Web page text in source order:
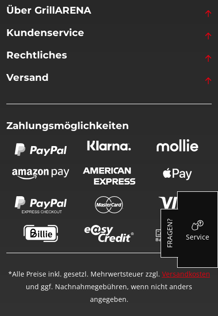
Über GrillARENA
Kundenservice
Rechtliches
Versand
Zahlungsmöglichkeiten
*Alle Preise inkl. gesetzl. Mehrwertsteuer zzgl. Versandkosten
und ggf. Nachnahmegebühren, wenn nicht anders
angegeben.
FRAGEN? Service